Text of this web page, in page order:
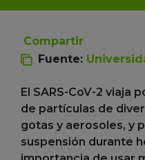
Compartir
Fuente:
El SARS-CoV-2 viaja
de partículas de
gotas y aerosoles, y
suspensión durante